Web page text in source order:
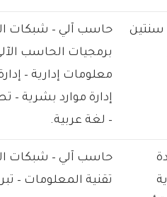
سنتين
حاسب آلي – شبكات
برمجيات الحاسب
معلومات إدارية –
إدارة موارد بشرية
– لغة عربية.
حاسب آلي – شبكات
تقنية المعلومات –